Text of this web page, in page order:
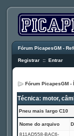
Fórum PicapesGM -
Registrar :: Entrar
Fórum PicapesGM -
Técnica: motor,
Pneu mais largo C10
Nome do arquivo
811AD558-BAC6-